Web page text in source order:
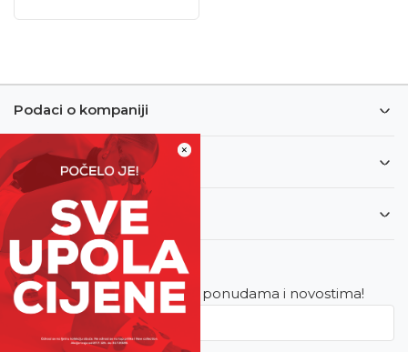
×
Podaci o kompaniji
Informacije
Korisnički servis
Newsletter
Budite u toku sa najnovijim ponudama i novostima!